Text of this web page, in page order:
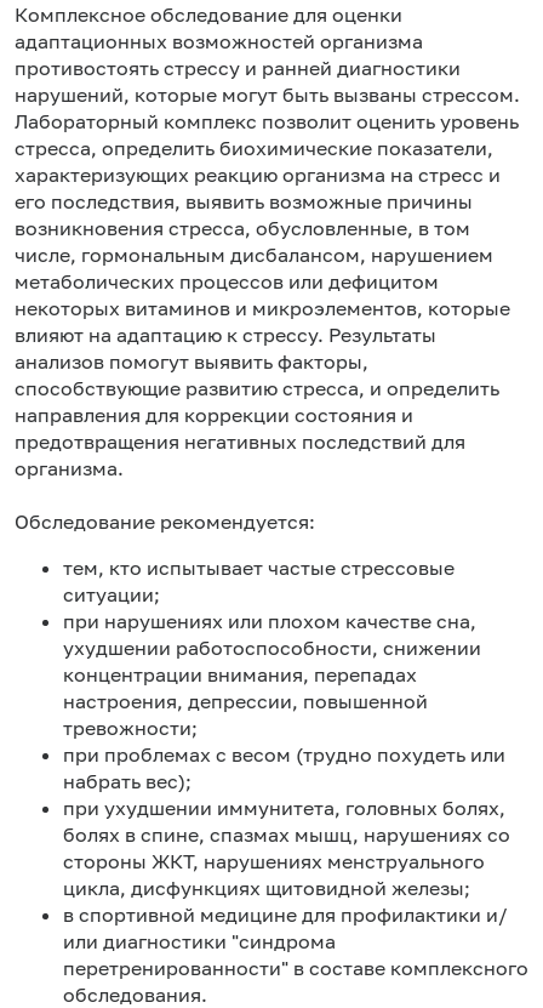
Комплексное обследование для оценки
адаптационных возможностей организма
противостоять стрессу и ранней диагностики
нарушений, которые могут быть вызваны стрессом.
Лабораторный комплекс позволит оценить уровень
стресса, определить биохимические показатели,
характеризующих реакцию организма на стресс и
его последствия, выявить возможные причины
возникновения стресса, обусловленные, в том
числе, гормональным дисбалансом, нарушением
метаболических процессов или дефицитом
некоторых витаминов и микроэлементов, которые
влияют на адаптацию к стрессу. Результаты
анализов помогут выявить факторы,
способствующие развитию стресса, и определить
направления для коррекции состояния и
предотвращения негативных последствий для
организма.
Обследование рекомендуется:
тем, кто испытывает частые стрессовые
ситуации;
при нарушениях или плохом качестве сна,
ухудшении работоспособности, снижении
концентрации внимания, перепадах
настроения, депрессии, повышенной
тревожности;
при проблемах с весом (трудно похудеть или
набрать вес);
при ухудшении иммунитета, головных болях,
болях в спине, спазмах мышц, нарушениях со
стороны ЖКТ, нарушениях менструального
цикла, дисфункциях щитовидной железы;
в спортивной медицине для профилактики и/
или диагностики "синдрома
перетренированности" в составе комплексного
обследования.